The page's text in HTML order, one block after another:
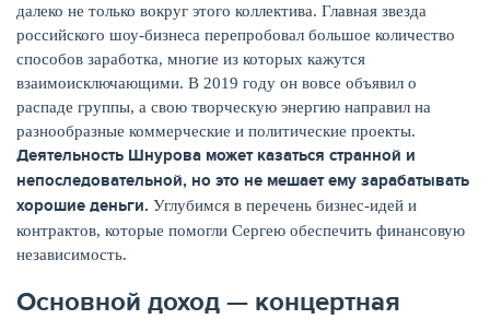
ЗАЙМЫ
далеко не только вокруг этого коллектива. Главная звезда
российского шоу-бизнеса перепробовал большое количество
способов заработка, многие из которых кажутся
взаимоисключающими. В 2019 году он вовсе объявил о
распаде группы, а свою творческую энергию направил на
разнообразные коммерческие и политические проекты.
Деятельность Шнурова может казаться странной и
непоследовательной, но это не мешает ему зарабатывать
хорошие деньги. Углубимся в перечень бизнес-идей и
контрактов, которые помогли Сергею обеспечить финансовую
независимость.
Основной доход — концертная